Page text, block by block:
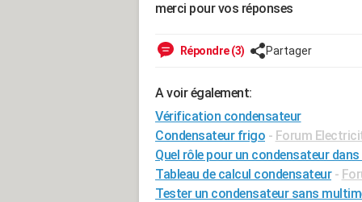
merci pour vos réponses
Répondre (3) Partager
A voir également:
Vérification condensateur
Condensateur frigo - Forum
Quel rôle pour un condensateur
Tableau de calcul condensateur -
Tester un condensateur sans